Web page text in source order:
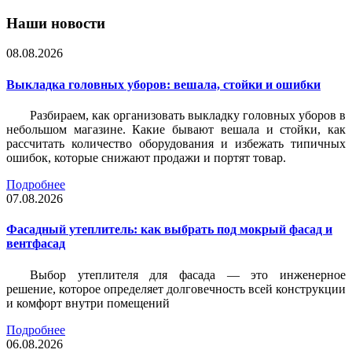
Наши новости
08.08.2026
Выкладка головных уборов: вешала, стойки и ошибки
Разбираем, как организовать выкладку головных уборов в
небольшом магазине. Какие бывают вешала и стойки, как
рассчитать количество оборудования и избежать типичных
ошибок, которые снижают продажи и портят товар.
Подробнее
07.08.2026
Фасадный утеплитель: как выбрать под мокрый фасад и
вентфасад
Выбор утеплителя для фасада — это инженерное
решение, которое определяет долговечность всей конструкции
и комфорт внутри помещений
Подробнее
06.08.2026